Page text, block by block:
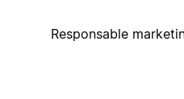
Responsable